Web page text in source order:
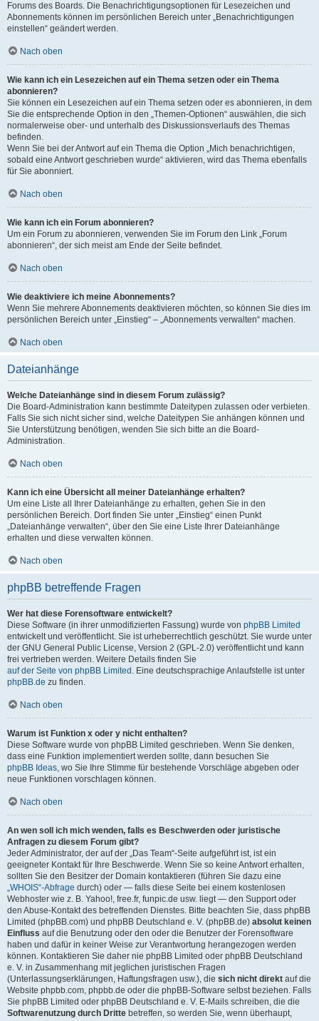
Forums des Boards. Die Benachrichtigungsoptionen für Lesezeichen und
Abonnements können im persönlichen Bereich unter „Benachrichtigungen
einstellen“ geändert werden.
Nach oben
Wie kann ich ein Lesezeichen auf ein Thema setzen oder ein Thema
abonnieren?
Sie können ein Lesezeichen auf ein Thema setzen oder es abonnieren, in dem
Sie die entsprechende Option in den „Themen-Optionen“ auswählen, die sich
normalerweise ober- und unterhalb des Diskussionsverlaufs des Themas
befinden.
Wenn Sie bei der Antwort auf ein Thema die Option „Mich benachrichtigen,
sobald eine Antwort geschrieben wurde“ aktivieren, wird das Thema ebenfalls
für Sie abonniert.
Nach oben
Wie kann ich ein Forum abonnieren?
Um ein Forum zu abonnieren, verwenden Sie im Forum den Link „Forum
abonnieren“, der sich meist am Ende der Seite befindet.
Nach oben
Wie deaktiviere ich meine Abonnements?
Wenn Sie mehrere Abonnements deaktivieren möchten, so können Sie dies im
persönlichen Bereich unter „Einstieg“ – „Abonnements verwalten“ machen.
Nach oben
Dateianhänge
Welche Dateianhänge sind in diesem Forum zulässig?
Die Board-Administration kann bestimmte Dateitypen zulassen oder verbieten.
Falls Sie sich nicht sicher sind, welche Dateitypen Sie anhängen können und
Sie Unterstützung benötigen, wenden Sie sich bitte an die Board-
Administration.
Nach oben
Kann ich eine Übersicht all meiner Dateianhänge erhalten?
Um eine Liste all Ihrer Dateianhänge zu erhalten, gehen Sie in den
persönlichen Bereich. Dort finden Sie unter „Einstieg“ einen Punkt
„Dateianhänge verwalten“, über den Sie eine Liste Ihrer Dateianhänge
erhalten und diese verwalten können.
Nach oben
phpBB betreffende Fragen
Wer hat diese Forensoftware entwickelt?
Diese Software (in ihrer unmodifizierten Fassung) wurde von phpBB Limited
entwickelt und veröffentlicht. Sie ist urheberrechtlich geschützt. Sie wurde unter
der GNU General Public License, Version 2 (GPL-2.0) veröffentlicht und kann
frei vertrieben werden. Weitere Details finden Sie
auf der Seite von phpBB Limited . Eine deutschsprachige Anlaufstelle ist unter
phpBB.de zu finden.
Nach oben
Warum ist Funktion x oder y nicht enthalten?
Diese Software wurde von phpBB Limited geschrieben. Wenn Sie denken,
dass eine Funktion implementiert werden sollte, dann besuchen Sie
phpBB Ideas, wo Sie Ihre Stimme für bestehende Vorschläge abgeben oder
neue Funktionen vorschlagen können.
Nach oben
An wen soll ich mich wenden, falls es Beschwerden oder juristische
Anfragen zu diesem Forum gibt?
Jeder Administrator, der auf der „Das Team“-Seite aufgeführt ist, ist ein
geeigneter Kontakt für Ihre Beschwerde. Wenn Sie so keine Antwort erhalten,
sollten Sie den Besitzer der Domain kontaktieren (führen Sie dazu eine
„WHOIS“-Abfrage durch) oder — falls diese Seite bei einem kostenlosen
Webhoster wie z. B. Yahoo!, free.fr, funpic.de usw. liegt — den Support oder
den Abuse-Kontakt des betreffenden Dienstes. Bitte beachten Sie, dass phpBB
Limited (phpBB.com) und phpBB Deutschland e. V. (phpBB.de) absolut keinen
Einfluss auf die Benutzung oder den oder die Benutzer der Forensoftware
haben und dafür in keiner Weise zur Verantwortung herangezogen werden
können. Kontaktieren Sie daher nie phpBB Limited oder phpBB Deutschland
e. V. in Zusammenhang mit jeglichen juristischen Fragen
(Unterlassungserklärungen, Haftungsfragen usw.), die sich nicht direkt auf die
Website phpbb.com, phpbb.de oder die phpBB-Software selbst beziehen. Falls
Sie phpBB Limited oder phpBB Deutschland e. V. E-Mails schreiben, die die
Softwarenutzung durch Dritte betreffen, so werden Sie, wenn überhaupt,